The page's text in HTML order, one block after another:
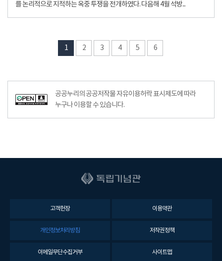
를 논리적으로 지적하는 옥중 투쟁을 전개하였다. 다음해 4월 석방...
1 2 3 4 5 6
공공누리의 공공저작물 자유이용허락 표시제도에 따라
누구나 이용할 수 있습니다.
고객헌장 이용약관
개인정보처리방침 저작권정책
이메일무단수집거부 사이트맵